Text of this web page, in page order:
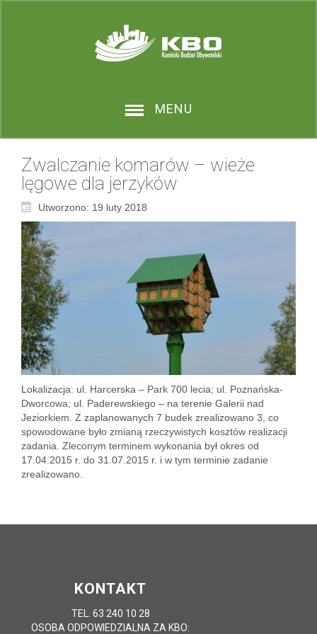
MENU
Zwalczanie komarów – wieże
lęgowe dla jerzyków
Utworzono: 19 luty 2018
Lokalizacja: ul. Harcerska – Park 700 lecia; ul. Poznańska-
Dworcowa; ul. Paderewskiego – na terenie Galerii nad
Jeziorkiem. Z zaplanowanych 7 budek zrealizowano 3, co
spowodowane było zmianą rzeczywistych kosztów realizacji
zadania. Zleconym terminem wykonania był okres od
17.04.2015 r. do 31.07.2015 r. i w tym terminie zadanie
zrealizowano.
KONTAKT
TEL. 63 240 10 28
OSOBA ODPOWIEDZIALNA ZA KBO: